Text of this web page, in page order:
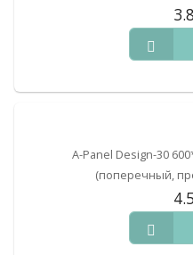
A-Panel Design-30
(поперечный,